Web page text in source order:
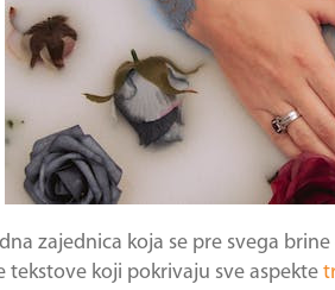
zajednica koja se pre svega
tekstove koji pokrivaju sve aspekte